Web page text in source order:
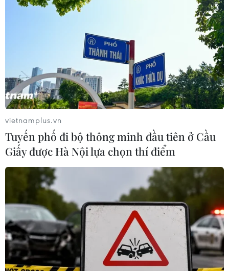
Lực lượng Hải quân ở Trường Sa giúp ngư
dân khắc phục sự cố trên biển
13/03/2024 13:46
Tàu cá đã liên hệ với Trung tâm Dịch vụ Hậu cần-Kỹ
thuật đảo Sinh Tồn để xin hỗ trợ và được nhân viên kỹ
thuật hỗ trợ sửa chữa cân chỉnh hệ thống phun nhiên
liệu, gia công buly máy phát điện.
vietnamplus.vn
Tuyến phố đi bộ thông minh đầu tiên ở Cầu
Giấy được Hà Nội lựa chọn thí điểm